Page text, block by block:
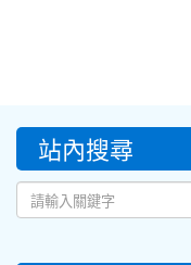
::: 站內搜尋